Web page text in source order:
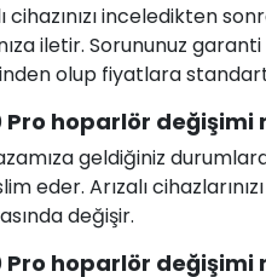
cihazınızı inceledikten
iletir. Sorununuz
olup fiyatlara
Pro hoparlör değişimi
geldiğiniz
eder. Arızalı
değişir.
hoparlör değişimi